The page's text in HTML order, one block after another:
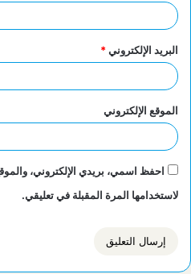
البريد الإلكتروني*
الموقع الإلكتروني
احفظ اسمي، بريدي الإلكتروني،
لاستخدامها المرة المقبلة في تعليقي.